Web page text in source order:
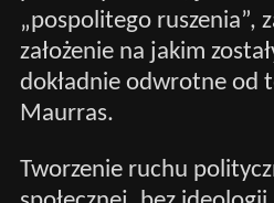
„pospolitego ruszenia”,
założenie na jakim
dokładnie odwrotne od
Maurras.
Tworzenie ruchu